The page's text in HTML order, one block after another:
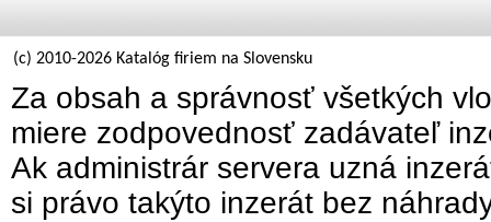
(c) 2010-2026 Katalóg firiem na Slovensku
Za obsah a správnosť všetkých
miere zodpovednosť zadávateľ
Ak administrár servera uzná
si právo takýto inzerát bez